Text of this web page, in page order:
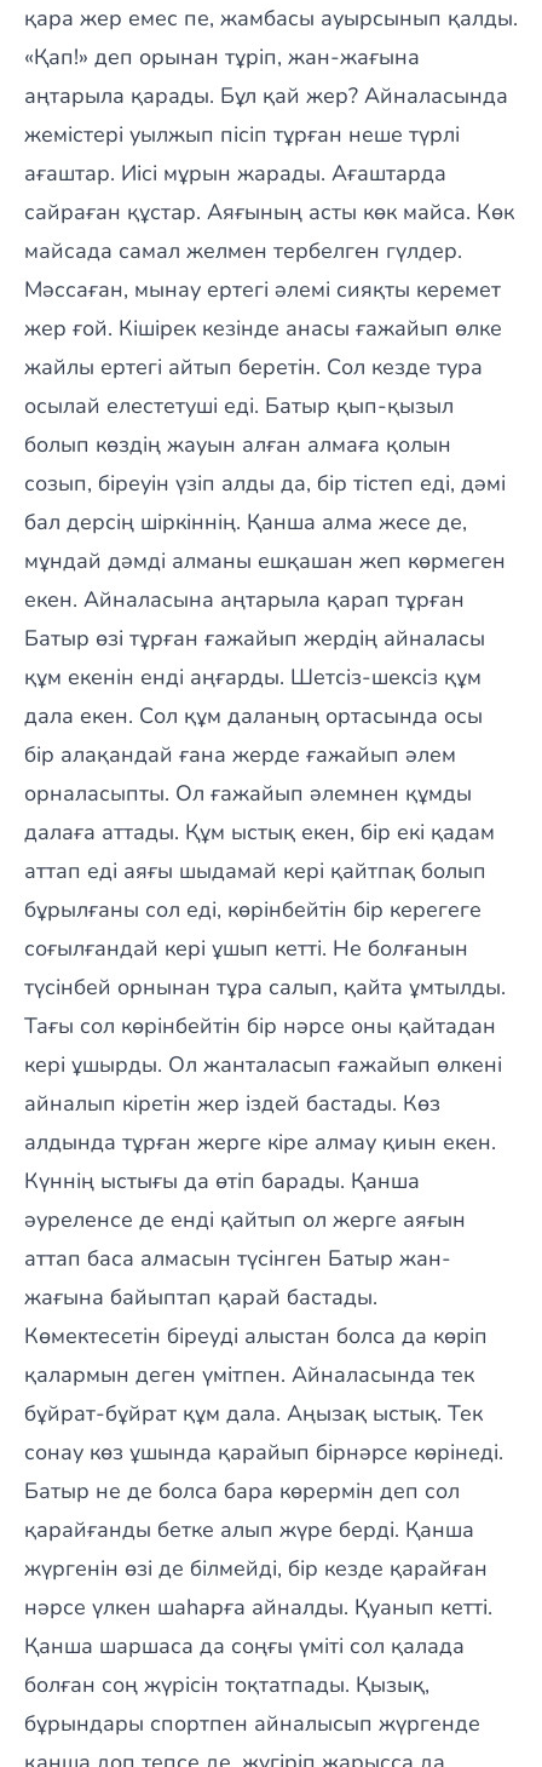
қара жер емес пе, жамбасы ауырсынып қалды.
«Қап!» деп орынан тұріп, жан-жағына
аңтарыла қарады. Бұл қай жер? Айналасында
жемістері уылжып пісіп тұрған неше түрлі
ағаштар. Иісі мұрын жарады. Ағаштарда
сайраған құстар. Аяғының асты көк майса. Көк
майсада самал желмен тербелген гүлдер.
Мәссаған, мынау ертегі әлемі сияқты керемет
жер ғой. Кішірек кезінде анасы ғажайып өлке
жайлы ертегі айтып беретін. Сол кезде тура
осылай елестетуші еді. Батыр қып-қызыл
болып көздің жауын алған алмаға қолын
созып, біреуін үзіп алды да, бір тістеп еді, дәмі
бал дерсің шіркіннің. Қанша алма жесе де,
мұндай дәмді алманы ешқашан жеп көрмеген
екен. Айналасына аңтарыла қарап тұрған
Батыр өзі тұрған ғажайып жердің айналасы
құм екенін енді аңғарды. Шетсіз-шексіз құм
дала екен. Сол құм даланың ортасында осы
бір алақандай ғана жерде ғажайып әлем
орналасыпты. Ол ғажайып әлемнен құмды
далаға аттады. Құм ыстық екен, бір екі қадам
аттап еді аяғы шыдамай кері қайтпақ болып
бұрылғаны сол еді, көрінбейтін бір керегеге
соғылғандай кері ұшып кетті. Не болғанын
түсінбей орнынан тұра салып, қайта ұмтылды.
Тағы сол көрінбейтін бір нәрсе оны қайтадан
кері ұшырды. Ол жанталасып ғажайып өлкені
айналып кіретін жер іздей бастады. Көз
алдында тұрған жерге кіре алмау қиын екен.
Күннің ыстығы да өтіп барады. Қанша
әуреленсе де енді қайтып ол жерге аяғын
аттап баса алмасын түсінген Батыр жан-
жағына байыптап қарай бастады.
Көмектесетін біреуді алыстан болса да көріп
қалармын деген үмітпен. Айналасында тек
бұйрат-бұйрат құм дала. Аңызақ ыстық. Тек
сонау көз ұшында қарайып бірнәрсе көрінеді.
Батыр не де болса бара көрермін деп сол
қарайғанды бетке алып жүре берді. Қанша
жүргенін өзі де білмейді, бір кезде қарайған
нәрсе үлкен шаһарға айналды. Қуанып кетті.
Қанша шаршаса да соңғы үміті сол қалада
болған соң жүрісін тоқтатпады. Қызық,
бұрындары спортпен айналысып жүргенде